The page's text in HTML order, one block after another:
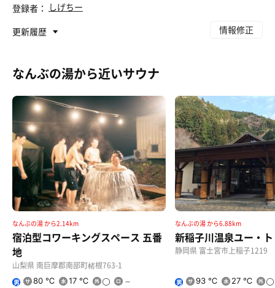
信玄鶏のタルタル唐揚げ定食
手作りタルタルソースがたっぷりでとても美味しい♪
唐揚げの量も大満足。980円です。
登録者： しげちー
更新履歴
情報修正
なんぶの湯から近いサウナ
なんぶの湯 から2.14km
宿泊型コワーキングスペース 五番
地
山梨県 南巨摩郡南部町楮根763-1
男 80 ℃ 17 ℃
なんぶの湯 から6.88km
新稲子川温泉ユー・
静岡県 富士宮市上稲子1219
男 93 ℃ 27 ℃